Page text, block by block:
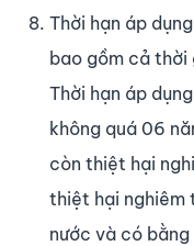
Thời hạn áp dụng
bao gồm cả thời
Thời hạn áp dụng
không quá 06
còn thiệt hại
thiệt hại nghiêm
nước và có bằng